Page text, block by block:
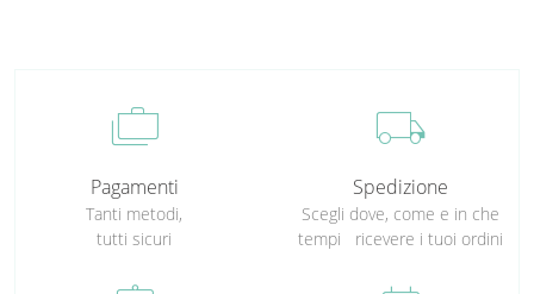
cases
Pagamenti
Tanti metodi,
tutti sicuri
local_shipping
Spedizione
Scegli dove, come e in che
tempi ricevere i tuoi ordini